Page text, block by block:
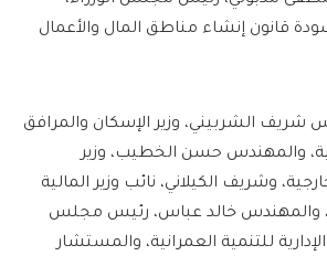
قانون إنشاء مناطق المال والأعمال
الشربيني، وزير الإسكان والمرافق
والمهندس حسن الخطيب، وزير
وشريف الكيلاني، نائب وزير المالية
والمهندس خالد عباس، رئيس مجلس
للتنمية العمرانية، والمستشار